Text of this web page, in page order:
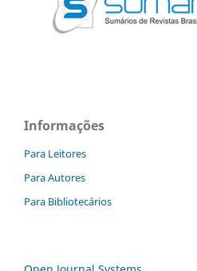
Informações
Para Leitores
Para Autores
Para Bibliotecários